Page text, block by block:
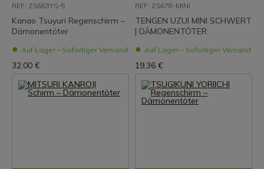
REF: ZS663YS-5
Kanao Tsuyuri Regenschirm –
Dämonentöter
Auf Lager – Sofortiger Versand
32,00 €
REF: ZS678-MINI
TENGEN UZUI MINI SCHWERT
| DÄMONENTÖTER
Auf Lager – Sofortiger Versand
19,36 €